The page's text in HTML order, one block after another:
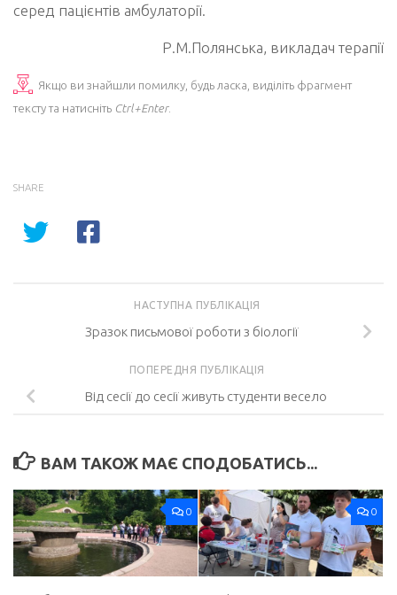
серед пацієнтів амбулаторії.
Р.М.Полянська, викладач терапії
Якщо ви знайшли помилку, будь ласка, виділіть фрагмент
тексту та натисніть Ctrl+Enter.
SHARE
НАСТУПНА ПУБЛІКАЦІЯ
Зразок письмової роботи з біології
ПОПЕРЕДНЯ ПУБЛІКАЦІЯ
Від сесії до сесії живуть студенти весело
ВАМ ТАКОЖ МАЄ СПОДОБАТИСЬ...
0 0